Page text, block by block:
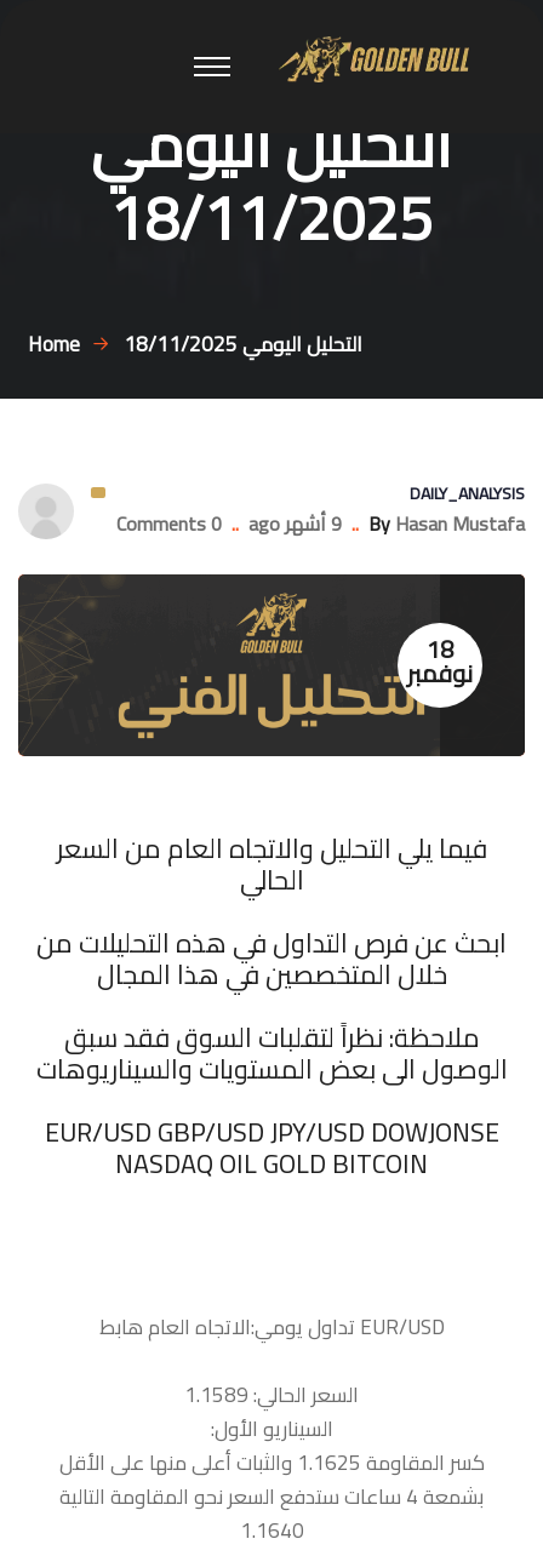
التحليل اليومي
18/11/2025
Home التحليل اليومي 18/11/2025
DAILY_ANALYSIS
ByHasan Mustafa
.. 9 أشهر ago ..
0 Comments
18
نوفمبر
فيما يلي التحليل والاتجاه العام من السعر
الحالي
ابحث عن فرص التداول في هذه التحليلات من
خلال المتخصصين في هذا المجال
ملاحظة: نظراً لتقلبات السوق فقد سبق
الوصول الى بعض المستويات والسيناريوهات
‏EUR/USD GBP/USD JPY/USD DOWJONSE
NASDAQ OIL GOLD BITCOIN
السعر الحالي: 1.1589
السيناريو الأول:
كسر المقاومة 1.1625 والثبات أعلى منها على الأقل
بشمعة 4 ساعات ستدفع السعر نحو المقاومة التالية
1.1640